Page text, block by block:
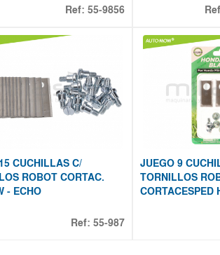
Ref:55-9856
CUCHILLAS C/
ROBOT CORTAC.
- ECHO
Ref:55-987
JUEGO 9
TORNILLOS
CORTACESPED